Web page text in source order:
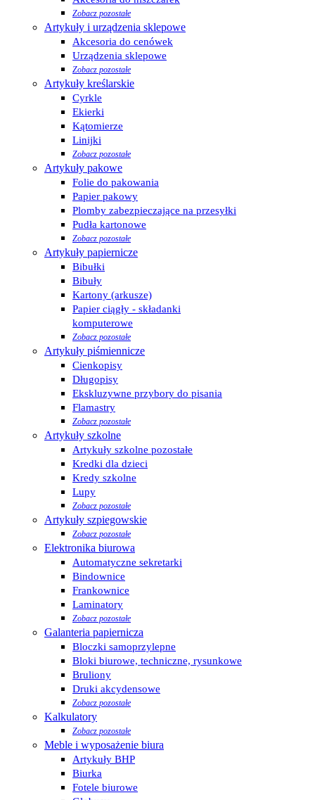
Zobacz pozostałe
Artykuły i urządzenia sklepowe
Akcesoria do cenówek
Urządzenia sklepowe
Zobacz pozostałe
Artykuły kreślarskie
Cyrkle
Ekierki
Kątomierze
Linijki
Zobacz pozostałe
Artykuły pakowe
Folie do pakowania
Papier pakowy
Plomby zabezpieczające na przesyłki
Pudła kartonowe
Zobacz pozostałe
Artykuły papiernicze
Bibułki
Bibuły
Kartony (arkusze)
Papier ciągły - składanki
komputerowe
Zobacz pozostałe
Artykuły piśmiennicze
Cienkopisy
Długopisy
Ekskluzywne przybory do pisania
Flamastry
Zobacz pozostałe
Artykuły szkolne
Artykuły szkolne pozostałe
Kredki dla dzieci
Kredy szkolne
Lupy
Zobacz pozostałe
Artykuły szpiegowskie
Zobacz pozostałe
Elektronika biurowa
Automatyczne sekretarki
Bindownice
Frankownice
Laminatory
Zobacz pozostałe
Galanteria papiernicza
Bloczki samoprzylepne
Bloki biurowe, techniczne, rysunkowe
Bruliony
Druki akcydensowe
Zobacz pozostałe
Kalkulatory
Zobacz pozostałe
Meble i wyposażenie biura
Artykuły BHP
Biurka
Fotele biurowe